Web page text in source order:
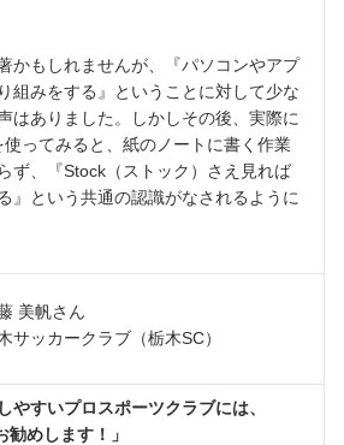
かもしれませんが、『パソコンやアプ
組みをする』ということに対して少な
はありました。しかしその後、実際に
ってみると、紙のノートに書く作業
ず、『Stock（ストック）さえ見れば
』という共通の認識がなされるように
美帆さん
サッカークラブ（栃木SC）
やすいプロスポーツクラブには、
めします！」